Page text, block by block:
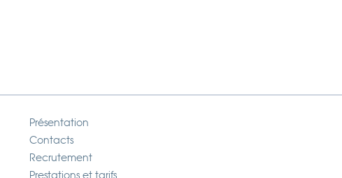
Présentation
Contacts
Recrutement
Prestations et tarifs